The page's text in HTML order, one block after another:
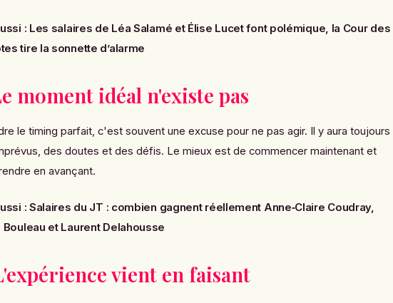
: Les salaires de Léa Salamé et Élise Lucet font polémique, la Cour des
tire la sonnette d’alarme
moment idéal n'existe pas
le timing parfait, c'est souvent une excuse pour ne pas agir. Il y aura toujours
des doutes et des défis. Le mieux est de commencer maintenant et
en avançant.
: Salaires du JT : combien gagnent réellement Anne‑Claire Coudray,
Bouleau et Laurent Delahousse
vient en faisant